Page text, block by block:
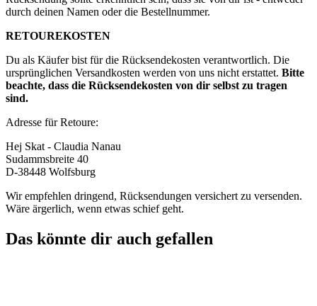
durch deinen Namen oder die Bestellnummer.
RETOUREKOSTEN
Du als Käufer bist für die Rücksendekosten verantwortlich. Die
ursprünglichen Versandkosten werden von uns nicht erstattet. Bitte
beachte, dass die Rücksendekosten von dir selbst zu tragen
sind.
Adresse für Retoure:
Hej Skat - Claudia Nanau
Sudammsbreite 40
D-38448 Wolfsburg
Wir empfehlen dringend, Rücksendungen versichert zu versenden.
Wäre ärgerlich, wenn etwas schief geht.
Das könnte dir auch gefallen